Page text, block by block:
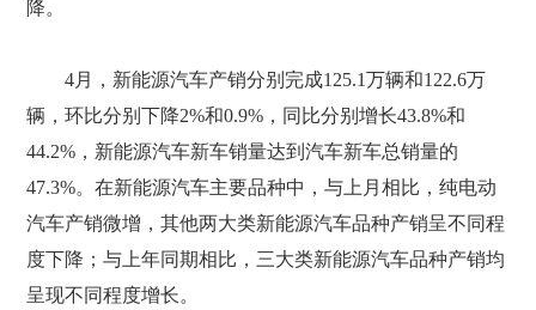
降。
4月，新能源汽车产销分别完成125.1万辆和122.6万
辆，环比分别下降2%和0.9%，同比分别增长43.8%和
44.2%，新能源汽车新车销量达到汽车新车总销量的
47.3%。在新能源汽车主要品种中，与上月相比，纯电动
汽车产销微增，其他两大类新能源汽车品种产销呈不同程
度下降；与上年同期相比，三大类新能源汽车品种产销均
呈现不同程度增长。